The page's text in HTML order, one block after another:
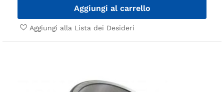
Aggiungi al carrello
Aggiungi alla Lista dei Desideri